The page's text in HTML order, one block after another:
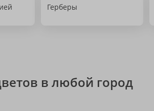
Герберы
в любой город